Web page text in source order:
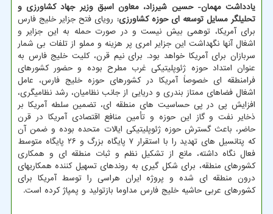
یادداشت مهمان- حسین شیرزاد، معاون اسبق وزیر جهاد کشاورزی و
تحلیلگر مسایل توسعه ای حوزه کشاورزی: رویای فتح جزایر خلیج فارس
برای آمریکا، توهمی بیش نیست و در صورت حمله به این جزایر و
اشغال آنها نگهداشت این جزایر امری پر هزینه و مملو از تلفات بی شمار
سربازان برای آمریکا خواهد بود. برای نیم قرن، کلیت خلیج فارس به
عنوان امتداد حوزه ژئوپلیتیکی غرب مطرح بوده و حضور کشورهای
فرامنطقه ای خصوصاً آمریکا در کشورهای حوزه خلیج فارس، عامل
اشغال فضاهای ممتاز بندری و دریایی از جانب نظامیان، رشد نظامیگری،
افزایش پی در پی حساسیت های منطقه ای، تضمین سلطه آمریکا بر
ذخایر نفت و گاز این حوزه و تأمین منافع اقتصادی آمریکا در قرن
حاضر، باعث گسترش حوزه ژئوپلیتیکی ایالات متحده بوده و ضمن آن
که پتانسیل های تهدید را با استقرار ۷ پایگاه بزرگ و ۲۶ پایگاه متوسط
فعال نگاه داشته، مانع از تشکیل نظم و ثبات منطقه ای و همکاری
کشورهای منطقه، برای شکل گیری به روندهای تسهیل کننده همکاریهای
درون منطقه ای شده و پروژه ایران هراسی را توسط آمریکا برای
کشورهای عربی حاشیه خلیج فارس مداوما بازتولید و پمپاژ کرده است.